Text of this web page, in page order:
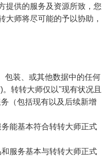
提供的服务及资源所致，您
大师将尽可能的予以协助，
包装、或其他数据中的任何
转转大师仅以"现有状况且
（包括现有以及后续新增
能基本符合转转大师正式
服务基本与转转大师正式